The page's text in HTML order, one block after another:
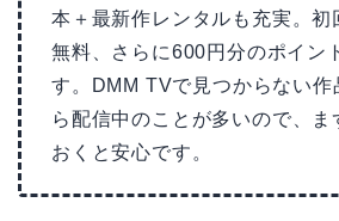
本＋最新作レンタルも充実。初
無料、さらに600円分のポイン
す。DMM TVで見つからない
ら配信中のことが多いので、ま
おくと安心です。